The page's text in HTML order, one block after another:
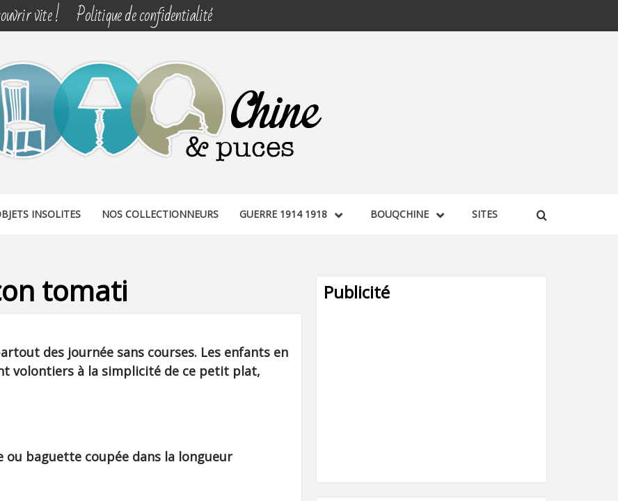
vite ! Politique de confidentialité
PUCES
INSOLITES NOS COLLECTIONNEURS GUERRE 1914 1918 BOUQCHINE SITES
tomati
des journée sans courses. Les enfants en
volontiers à la simplicité de ce petit plat,
ou baguette coupée dans la longueur
Publicité